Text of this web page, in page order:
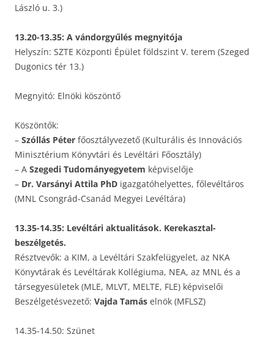
László u. 3.)
13.20-13.35: A vándorgyűlés megnyitója
Helyszín: SZTE Központi Épület földszint V. terem (Szeged
Dugonics tér 13.)
Megnyitó: Elnöki köszöntő
Köszöntők:
– Szóllás Péter főosztályvezető (Kulturális és Innovációs
Minisztérium Könyvtári és Levéltári Főosztály)
– A Szegedi Tudományegyetem képviselője
– Dr. Varsányi Attila PhD igazgatóhelyettes, főlevéltáros
(MNL Csongrád-Csanád Megyei Levéltára)
13.35-14.35: Levéltári aktualitások. Kerekasztal-
beszélgetés.
Résztvevők: a KIM, a Levéltári Szakfelügyelet, az NKA
Könyvtárak és Levéltárak Kollégiuma, NEA, az MNL és a
társegyesületek (MLE, MLVT, MELTE, FLE) képviselői
Beszélgetésvezető: Vajda Tamás elnök (MFLSZ)
14.35-14.50: Szünet